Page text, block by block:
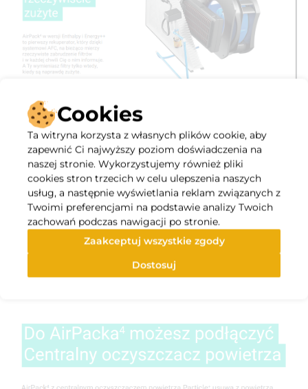
Cookies
Ta witryna korzysta z własnych plików cookie, aby
zapewnić Ci najwyższy poziom doświadczenia na
naszej stronie. Wykorzystujemy również pliki
cookies stron trzecich w celu ulepszenia naszych
usług, a następnie wyświetlania reklam związanych z
Twoimi preferencjami na podstawie analizy Twoich
zachowań podczas nawigacji po stronie.
Zaakceptuj wszystkie zgody
Dostosuj